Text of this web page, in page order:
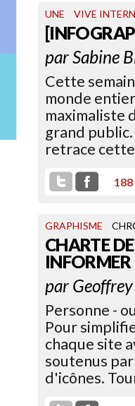
UNE VIVE
parSabine
Cette
monde
maximaliste
grand public.
retrace
188
GRAPHISME
CHARTE
INFORMER
par
Personne -
Pour
chaque site
soutenus
d'icônes.
Ce samedi, Brest a organisé en
partenariat avecOwnile
premier chapitre provincial
d'Open Bidouille [...]